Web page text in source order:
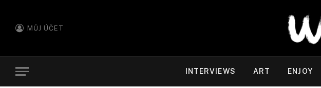
MŮJ ÚČET
INTERVIEWS ART ENJOY